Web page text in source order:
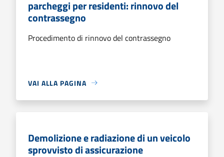
parcheggi per residenti: rinnovo del
contrassegno
Procedimento di rinnovo del contrassegno
VAI ALLA PAGINA
Demolizione e radiazione di un veicolo
sprovvisto di assicurazione